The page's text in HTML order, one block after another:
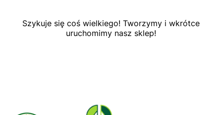
Szykuje się coś wielkiego! Tworzymy i wkrótce
uruchomimy nasz sklep!